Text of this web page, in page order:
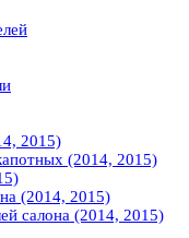
2015)
(2014, 2015)
(2014, 2015)
салона (2014, 2015)